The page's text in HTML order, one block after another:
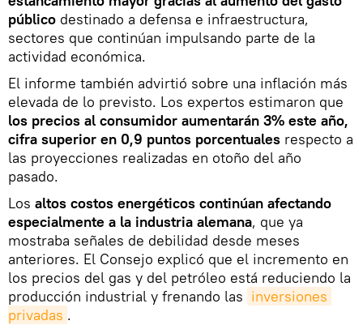
público destinado a defensa e infraestructura,
sectores que continúan impulsando parte de la
actividad económica.
El informe también advirtió sobre una inflación más
elevada de lo previsto. Los expertos estimaron que
los precios al consumidor aumentarán 3% este año,
cifra superior en 0,9 puntos porcentuales respecto a
las proyecciones realizadas en otoño del año
pasado.
Los altos costos energéticos continúan afectando
especialmente a la industria alemana, que ya
mostraba señales de debilidad desde meses
anteriores. El Consejo explicó que el incremento en
los precios del gas y del petróleo está reduciendo la
producción industrial y frenando las inversiones
privadas .